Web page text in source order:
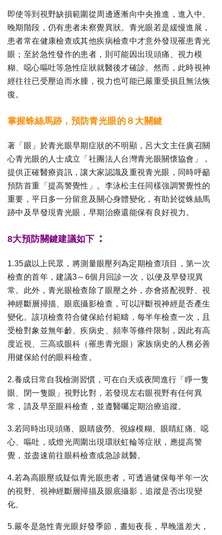
即使等到視野缺損範圍從周邊逐漸向中央推進，進入中、
晚期階段，仍有患者未察覺異狀。青光眼若是緩慢進展，
患者常在健康檢查或其他疾病檢查中才意外發現罹患青光
眼；至於急性發作的患者，則可能因出現頭痛、視力模
糊、噁心嘔吐等急性症狀就醫後才確診。然而，此時視神
經往往已受壓迫而水腫，視力也可能已嚴重受損且無法恢
復。
掌握蛛絲馬跡，預防青光眼的８大關鍵
著「眼」於青光眼早期症狀的不明顯，呂大文主任廣召關
心青光眼的人士成立「社團法人台灣青光眼關懷協會」，
提供正確醫療資訊，讓大家認識及重視青光眼，同時呼籲
預防首重「提高警覺性」。李泳松主任同樣強調警覺性的
重要，平日多一分留意及關心身體變化，有助於從蛛絲馬
跡中及早發現青光眼，早期治療還能保有良好視力。
8大預防關鍵建議如下 ：
1.35歲以上民眾，將測量眼壓列為定期檢查項目，第一次
檢查的首年，建議3～6個月回診一次，以便及早發現異
常。此外，青光眼檢查除了眼壓之外，亦會搭配視野、視
神經斷層掃描、眼底攝影檢查，可以評斷視神經是否產生
變化。該項檢查符合健保給付範疇，每半年檢查一次，且
受檢對象並無年齡、疾病史、頻率等條件限制，因此有高
度近視、三高或眼科（罹患青光眼）家族病史的人務必善
用健保給付的眼科檢查。
2.養成日常自我檢測習慣，可在白天或夜間進行「睜一隻
眼、閉一隻眼」視野比對，若發現左右眼視野有任何異
常，請及早至眼科檢查，並遵醫囑定期治療追蹤。
3.若同時出現頭痛、眼睛疲勞、視線模糊、眼睛紅痛、噁
心、嘔吐，或燈光周圍出現環狀虹輪等症狀，應提高警
覺，並盡速前往眼科檢查或急診就醫。
4.若為高眼壓或疑似青光眼患者，可透過健保每半年一次
的視野、視神經斷層掃描及眼底攝影，追蹤是否出現變
化。
5.嚴冬是急性青光眼好發季節，晝短夜長，早晚溫差大，